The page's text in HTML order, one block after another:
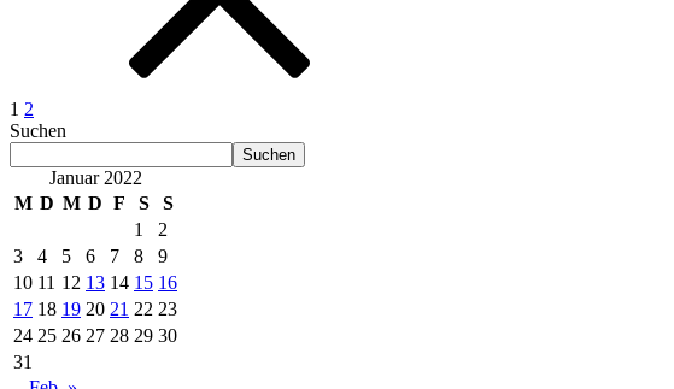
1 2
Suchen
Suchen
Januar 2022
M D M D F S
S
1
2
3
4 5 6 7 8
9
10 11 12 13 14 15 16
17 18 19 20 21 22 23
24 25 26 27 28 29 30
31